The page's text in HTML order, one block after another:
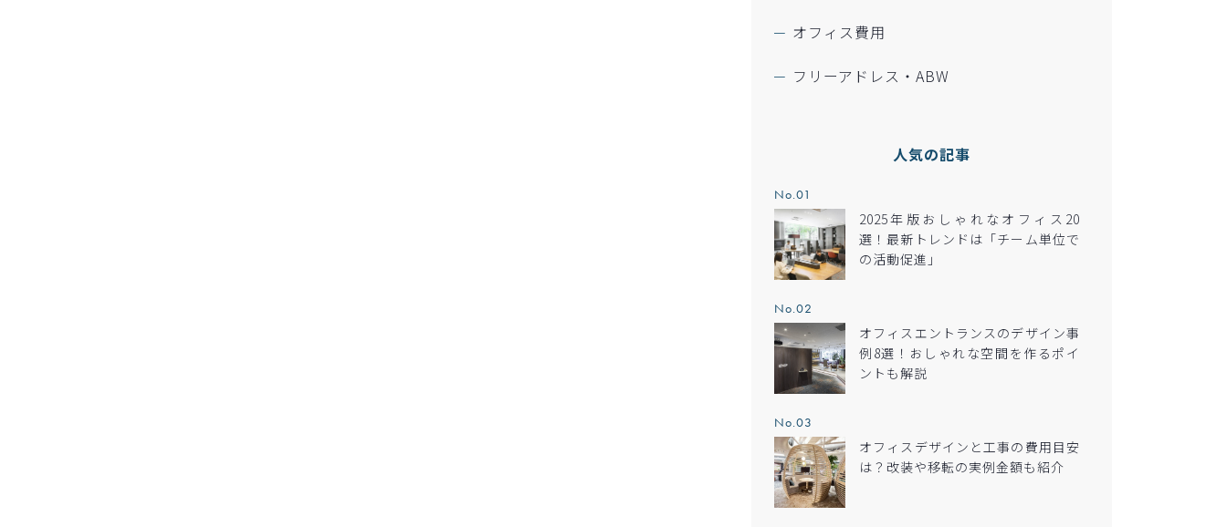
オフィス費用
フリーアドレス・ABW
人気の記事
No.0
2025年版おしゃれなオフィス20
選！最新トレンドは「チーム単位で
の活動促進」
No.0
オフィスエントランスのデザイン事
例8選！おしゃれな空間を作るポイ
ントも解説
No.0
オフィスデザインと工事の費用目安
は？改装や移転の実例金額も紹介